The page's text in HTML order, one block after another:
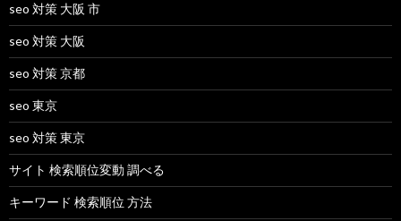
seo 対策 大阪 市
seo 対策 大阪
seo 対策 京都
seo 東京
seo 対策 東京
サイト 検索順位変動 調べる
キーワード 検索順位 方法